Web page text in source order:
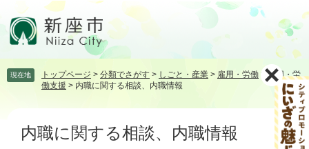
頭飛 現在地 トップページ > 分類でさがす > しごと・産業 > 雇用・労働 >雇用・労
働支援 > 内職に関する相談、内職情報
内職に関する相談、内職情報